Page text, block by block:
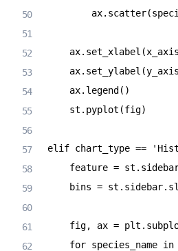
        ax
. scatter(
    ax
. set_xlabel (x_axis
    ax
. set_ylabel (y_axis
    ax
. legend ( )
    st
. pyplot (fig)
elif chart_type ==
    feature
= st .
    bins
= st . sidebar.
    fig
, ax = plt .
for species_name in